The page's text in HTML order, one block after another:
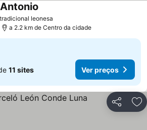
leonesa
a 2.2 km de Centro da cidade
11 sites Ver preços
Partilhar